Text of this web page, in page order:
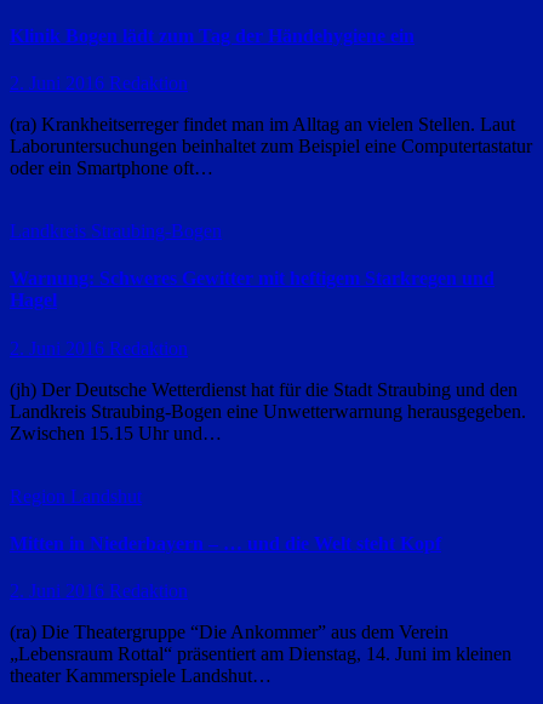
Klinik Bogen lädt zum Tag der Händehygiene ein
2. Juni 2016 Redaktion
(ra) Krankheitserreger findet man im Alltag an vielen Stellen. Laut
Laboruntersuchungen beinhaltet zum Beispiel eine Computertastatur
oder ein Smartphone oft…
Landkreis Straubing-Bogen
Warnung: Schweres Gewitter mit heftigem Starkregen und
Hagel
2. Juni 2016 Redaktion
(jh) Der Deutsche Wetterdienst hat für die Stadt Straubing und den
Landkreis Straubing-Bogen eine Unwetterwarnung herausgegeben.
Zwischen 15.15 Uhr und…
Region Landshut
Mitten in Niederbayern – … und die Welt steht Kopf
2. Juni 2016 Redaktion
(ra) Die Theatergruppe “Die Ankommer” aus dem Verein
„Lebensraum Rottal“ präsentiert am Dienstag, 14. Juni im kleinen
theater Kammerspiele Landshut…